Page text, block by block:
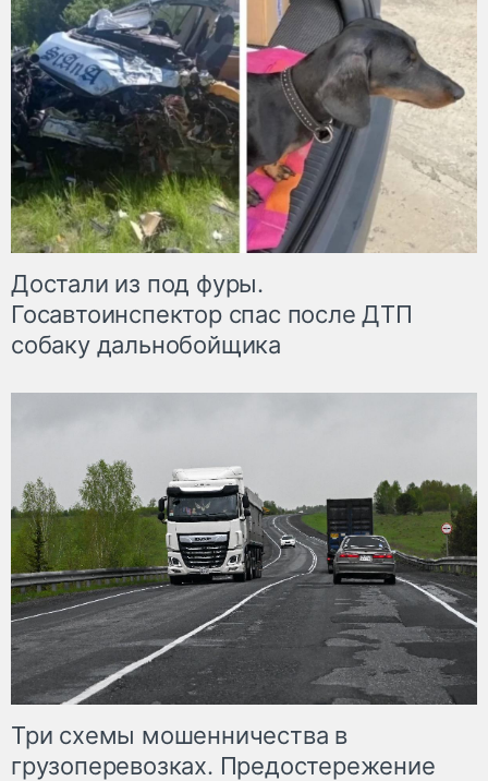
Достали из под фуры.
Госавтоинспектор спас после ДТП
собаку дальнобойщика
Три схемы мошенничества в
грузоперевозках. Предостережение